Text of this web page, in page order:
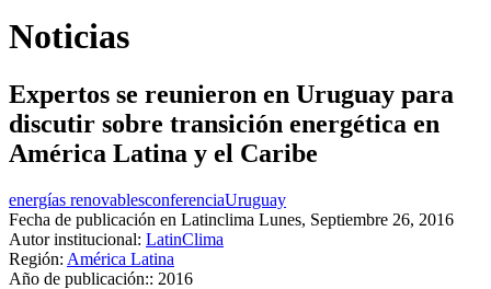
Noticias
Expertos se reunieron en Uruguay para
discutir sobre transición energética en
América Latina y el Caribe
energías renovablesconferenciaUruguay
Fecha de publicación en Latinclima Lunes, Septiembre 26, 2016
Autor institucional: LatinClima
Región: América Latina
Año de publicación:: 2016